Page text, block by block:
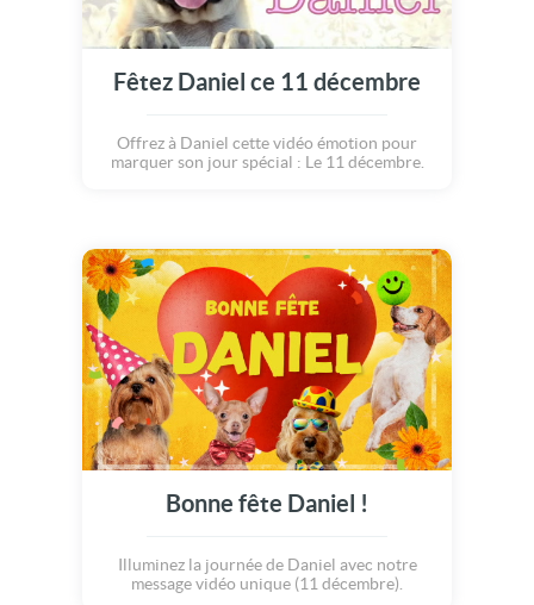
Fêtez Daniel ce 11 décembre
Offrez à Daniel cette vidéo émotion pour
marquer son jour spécial : Le 11 décembre.
Bonne fête Daniel !
Illuminez la journée de Daniel avec notre
message vidéo unique (11 décembre).